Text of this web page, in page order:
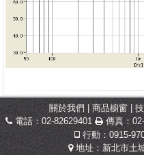
關於我們 商品櫥窗
電話：02-82629401
傳真：
行動：0915-
地址：新北市土